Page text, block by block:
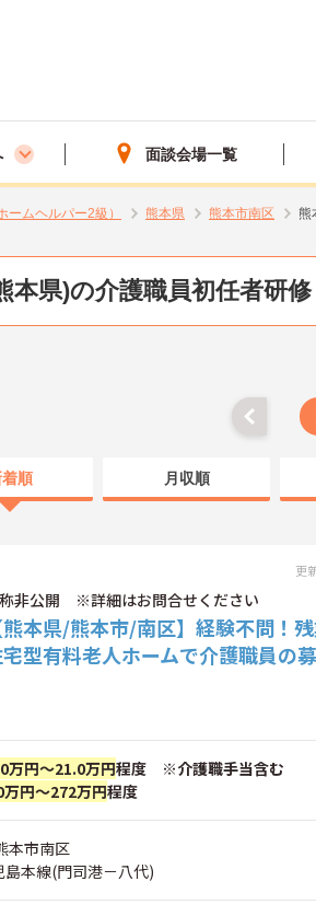
面談会場一覧
ムヘルパー2級） 熊本県 熊本市南区 熊
本県)の介護職員初任者研
着順 月収順
更
非公開 ※詳細はお問合せください
熊本県/熊本市/南区】経験不問！
型有料老人ホームで介護職員の
万円～21.0万円程度 ※介護職手当含む
万円～272万円程度
本市南区
島本線(門司港－八代)